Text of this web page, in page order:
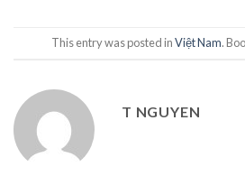
This entry was posted inViệt Nam.
T NGUYEN